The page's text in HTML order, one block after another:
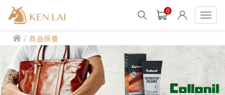
0
款式分類 style
男士包款 MEN'S BAG
CHIARUGI
/ 商品保養